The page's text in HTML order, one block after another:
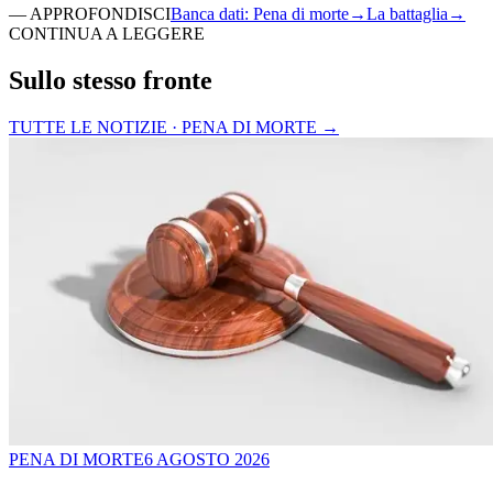
— APPROFONDISCIBanca dati: Pena di morte→La battaglia →
CONTINUA A LEGGERE
Sullo stesso fronte
TUTTE LE NOTIZIE · PENA DI MORTE →
PENA DI MORTE6 AGOSTO 2026